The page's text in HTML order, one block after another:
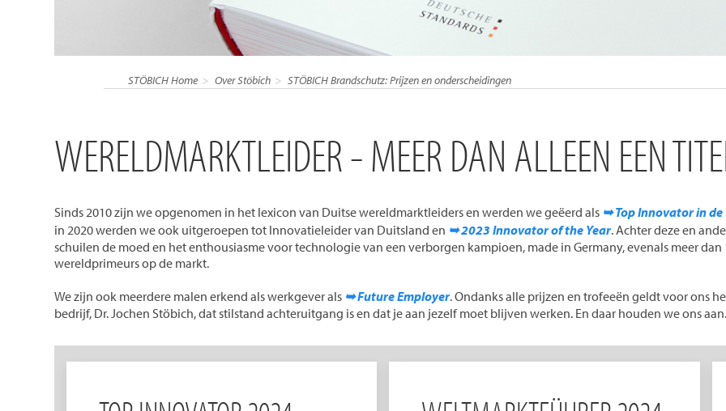
STÖBICH Home Over Stöbich STÖBICH Brandschutz: Prijzen en onderscheidingen
WERELDMARKTLEIDER - MEER DAN ALLEEN EEN
Sinds 2010 zijn we opgenomen in het lexicon van Duitse wereldmarktleiders en werden we geëerd als ➥ Top Innovator in
in 2020 werden we ook uitgeroepen tot Innovatieleider van Duitsland en ➥ 2023 Innovator of the Year. Achter deze en
schuilen de moed en het enthousiasme voor technologie van een verborgen kampioen, made in Germany, evenals meer
wereldprimeurs op de markt.
We zijn ook meerdere malen erkend als werkgever als ➥ Future Employer. Ondanks alle prijzen en trofeeën geldt voor ons
bedrijf, Dr. Jochen Stöbich, dat stilstand achteruitgang is en dat je aan jezelf moet blijven werken. En daar houden we ons